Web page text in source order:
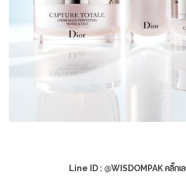
Line ID : @WISDOMPAK คลิ๊กเ